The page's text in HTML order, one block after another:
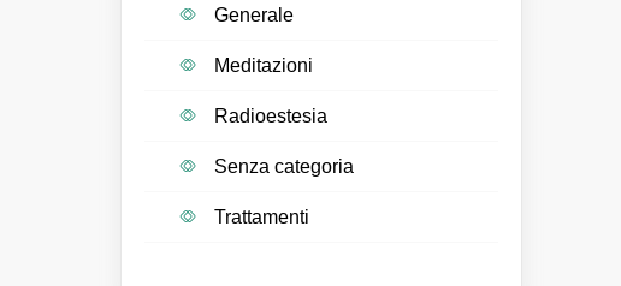
Generale
Meditazioni
Radioestesia
Senza categoria
Trattamenti